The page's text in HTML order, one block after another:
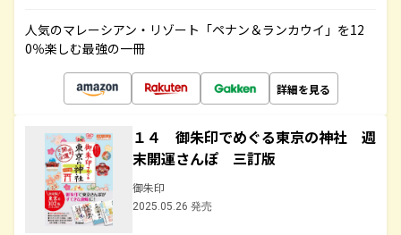
人気のマレーシアン・リゾート「ペナン＆ランカウイ」を12
0％楽しむ最強の一冊
詳細を見る
１４ 御朱印でめぐる東京の神社 週
末開運さんぽ 三訂版
御朱印
2025.05.26 発売